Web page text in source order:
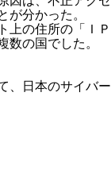
が分かった。
上の住所の「ＩＰ
数の国でした。
、日本のサイバー